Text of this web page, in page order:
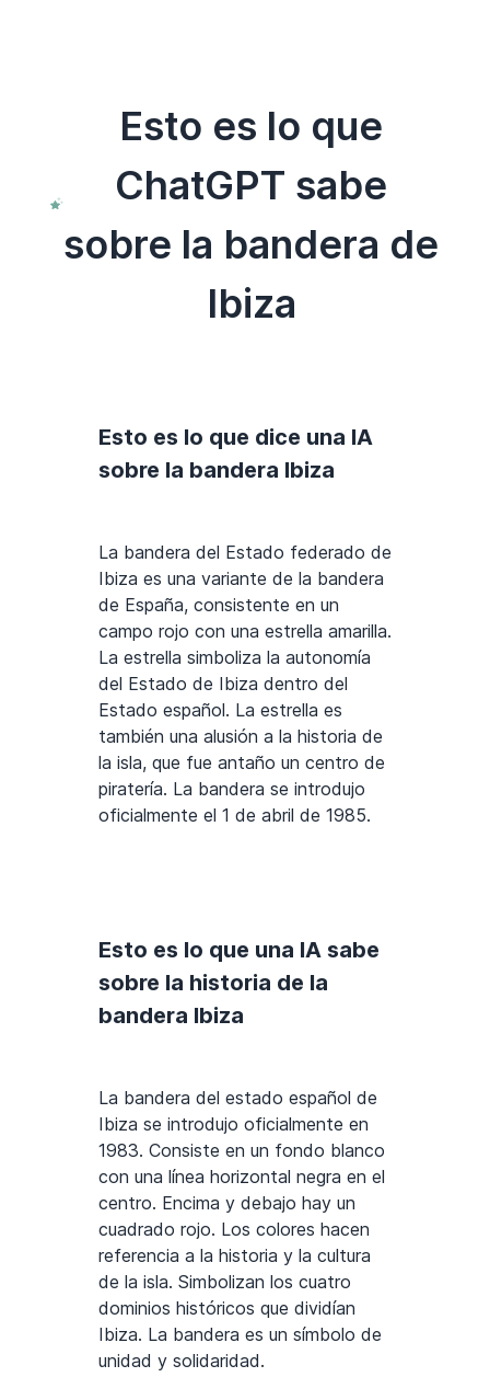
Esto es lo que
ChatGPT sabe
sobre la bandera de
Ibiza
Esto es lo que dice una IA
sobre la bandera Ibiza
La bandera del Estado federado de
Ibiza es una variante de la bandera
de España, consistente en un
campo rojo con una estrella amarilla.
La estrella simboliza la autonomía
del Estado de Ibiza dentro del
Estado español. La estrella es
también una alusión a la historia de
la isla, que fue antaño un centro de
piratería. La bandera se introdujo
oficialmente el 1 de abril de 1985.
Esto es lo que una IA sabe
sobre la historia de la
bandera Ibiza
La bandera del estado español de
Ibiza se introdujo oficialmente en
1983. Consiste en un fondo blanco
con una línea horizontal negra en el
centro. Encima y debajo hay un
cuadrado rojo. Los colores hacen
referencia a la historia y la cultura
de la isla. Simbolizan los cuatro
dominios históricos que dividían
Ibiza. La bandera es un símbolo de
unidad y solidaridad.